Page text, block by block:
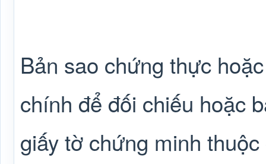
Bản sao chứng thực
chính để đối chiếu hoặc
giấy tờ chứng minh